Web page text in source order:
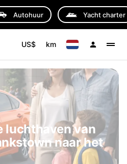
Autohuur Yacht charter
US$ km
luchthaven van
naar het